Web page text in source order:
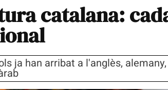
catalana:
ja han arribat a l'anglès, alemany,